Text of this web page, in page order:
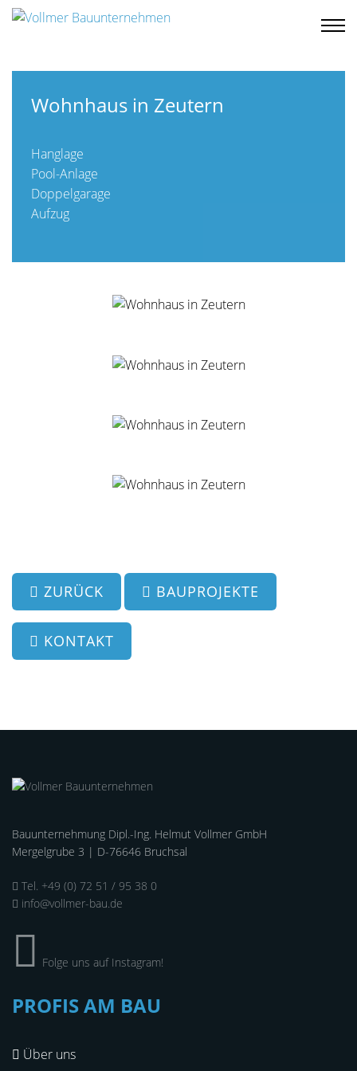
Wohnhaus in Zeutern
Hanglage
Pool-Anlage
Doppelgarage
Aufzug
ZURÜCK BAUPROJEKTE
KONTAKT
Bauunternehmung Dipl.-Ing. Helmut Vollmer GmbH
Mergelgrube 3 | D-76646 Bruchsal
Tel. +49 (0) 72 51 / 95 38 0
info@vollmer-bau.de
Folge uns auf Instagram!
PROFIS AM BAU
Über uns